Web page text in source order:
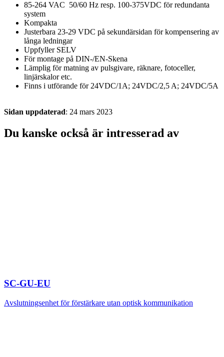
85-264 VAC 50/60 Hz resp. 100-375VDC för redundanta
system
Kompakta
Justerbara 23-29 VDC på sekundärsidan för kompensering av
långa ledningar
Uppfyller SELV
För montage på DIN-/EN-Skena
Lämplig för matning av pulsgivare, räknare, fotoceller,
linjärskalor etc.
Finns i utförande för 24VDC/1A; 24VDC/2,5 A; 24VDC/5A
Sidan uppdaterad: 24 mars 2023
Du kanske också är intresserad av
SC-GU-EU
Avslutningsenhet för förstärkare utan optisk kommunikation